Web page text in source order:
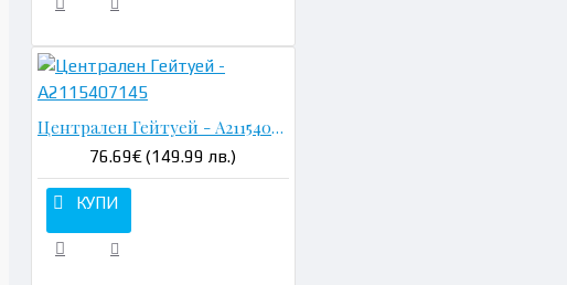
Централен Гейтуей - A2115407145
76.69€ (149.99 лв.)
КУПИ